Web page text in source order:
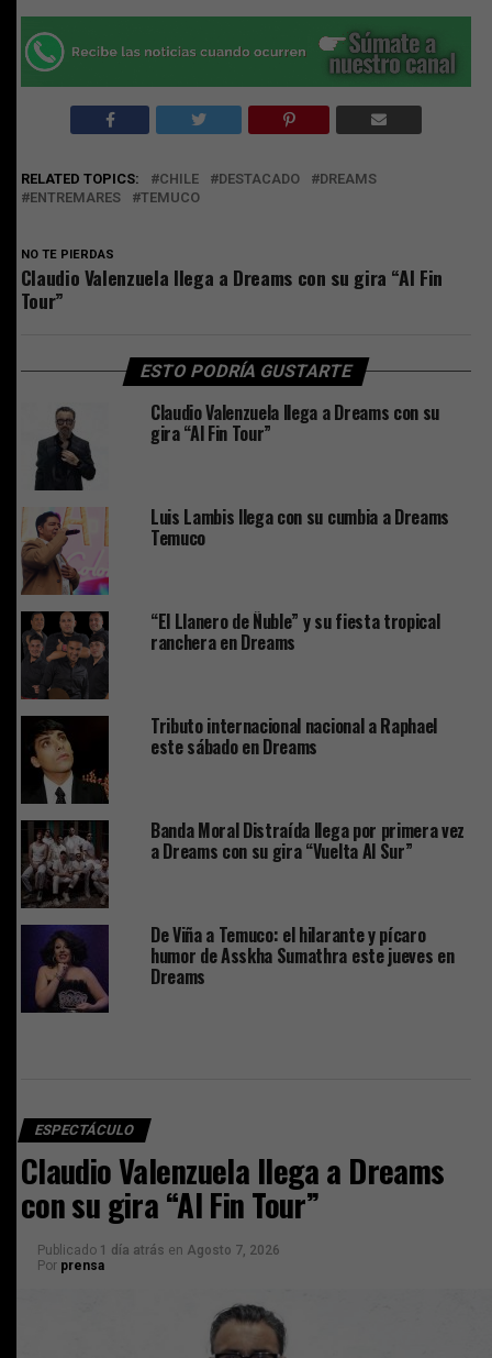
RELATED TOPICS: CHILE DESTACADO
DREAMS
ENTREMARES
TEMUCO
NO TE PIERDAS
Claudio Valenzuela llega a Dreams con su gira “Al Fin
Tour”
ESTO PODRÍA GUSTARTE
Claudio Valenzuela llega a Dreams con su
gira “Al Fin Tour”
Luis Lambis llega con su cumbia a Dreams
Temuco
“El Llanero de Ñuble” y su fiesta tropical
ranchera en Dreams
Tributo internacional nacional a Raphael
este sábado en Dreams
Banda Moral Distraída llega por primera vez
a Dreams con su gira “Vuelta Al Sur”
De Viña a Temuco: el hilarante y pícaro
humor de Asskha Sumathra este jueves en
Dreams
ESPECTÁCULO
Claudio Valenzuela llega a Dreams
con su gira “Al Fin Tour”
Publicado 1 día atrás en Agosto 7, 2026
Por prensa